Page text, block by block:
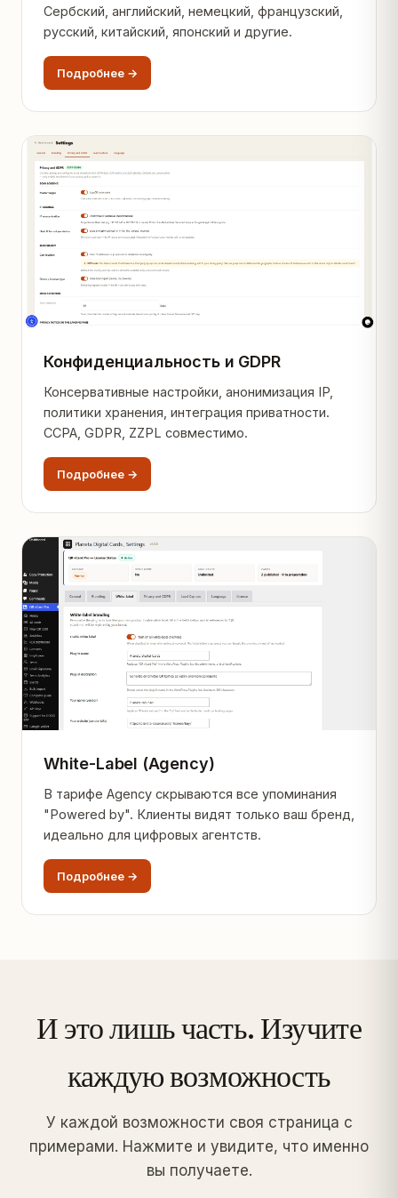
Сербский, английский, немецкий, французский,
русский, китайский, японский и другие.
Подробнее →
Конфиденциальность и GDPR
Консервативные настройки, анонимизация IP,
политики хранения, интеграция приватности.
CCPA, GDPR, ZZPL совместимо.
Подробнее →
White-Label (Agency)
В тарифе Agency скрываются все упоминания
"Powered by". Клиенты видят только ваш бренд,
идеально для цифровых агентств.
Подробнее →
И это лишь часть. Изучите
каждую возможность
У каждой возможности своя страница с
примерами. Нажмите и увидите, что именно
вы получаете.